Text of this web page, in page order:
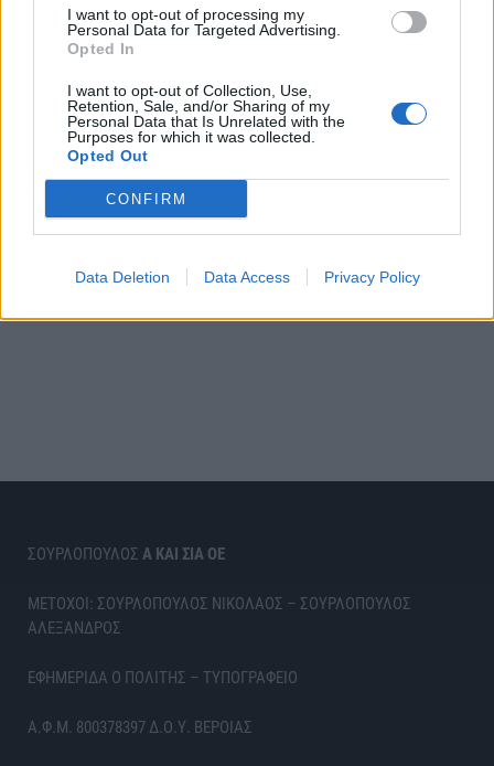
I want to opt-out of processing my
Personal Data for Targeted Advertising.
Opted In
I want to opt-out of Collection, Use,
Retention, Sale, and/or Sharing of my
Personal Data that Is Unrelated with the
Purposes for which it was collected.
Opted Out
CONFIRM
Data Deletion Data Access Privacy Policy
ΣΟΥΡΛΟΠΟΥΛΟΣ Α ΚΑΙ ΣΙΑ ΟΕ
ΜΕΤΟΧΟΙ: ΣΟΥΡΛΟΠΟΥΛΟΣ ΝΙΚΟΛΑΟΣ – ΣΟΥΡΛΟΠΟΥΛΟΣ
ΑΛΕΞΑΝΔΡΟΣ
ΕΦΗΜΕΡΙΔΑ Ο ΠΟΛΙΤΗΣ – ΤΥΠΟΓΡΑΦΕΙΟ
Α.Φ.Μ. 800378397 Δ.Ο.Υ. ΒΕΡΟΙΑΣ